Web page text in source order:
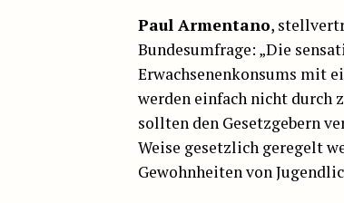
Paul Armentano,
Bundesumfrage: „Die
Erwachsenenkonsums mit
werden einfach nicht durch
sollten den Gesetzgebern
Weise gesetzlich geregelt
Gewohnheiten von